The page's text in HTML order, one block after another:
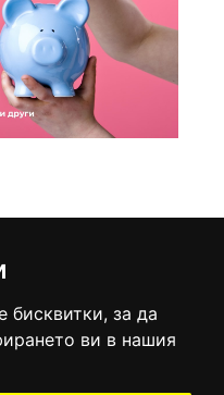
бисквитки, за да
ви в нашия